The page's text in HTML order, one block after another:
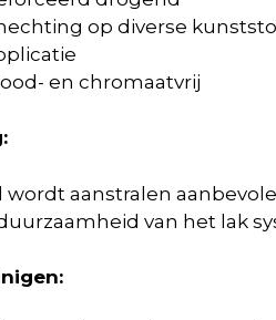
op diverse
en chromaatvrij
wordt aanstralen
van het lak